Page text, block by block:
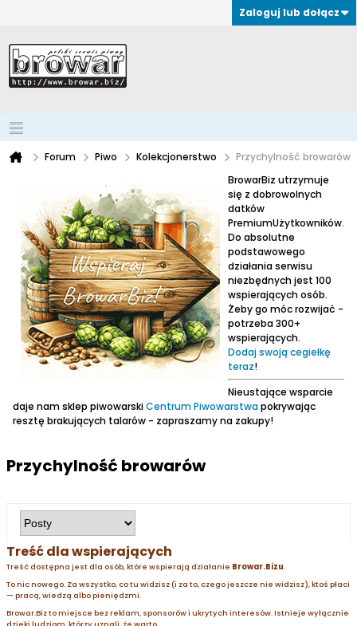
Zaloguj lub dołącz
Forum Piwo Kolekcjonerstwo
Przychylność browarów
BrowarBiz utrzymuje
się z dobrowolnych
datków
PremiumUżytkowników.
Do absolutne
podstawowego
działania serwisu
niezbędnych jest 100
wspierających osób.
Żeby go móc rozwijać -
potrzeba 300+
wspierających.
Dodaj swoją cegiełkę
teraz!
Nieustające wsparcie
daje nam sklep piwowarskiCentrum Piwowarstwapokrywając
resztę brakujących talarów - zapraszamy na zakupy!
Przychylność browarów
Treść dla wspierających
Treść dostępna jest dla osób, które wspierają działanie Browar.Bizu.
To nic nowego. Za wszystko, co tu widzisz (i za to, czego jeszcze nie widzisz), ktoś płaci
— pracą, wiedzą albo pieniędzmi.
Browar.Biz to miejsce bez reklam, sponsorów i ukrytych interesów. Istnieje wyłącznie